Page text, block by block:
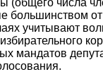
(общего числа
большинством от
учитывают
мандатов